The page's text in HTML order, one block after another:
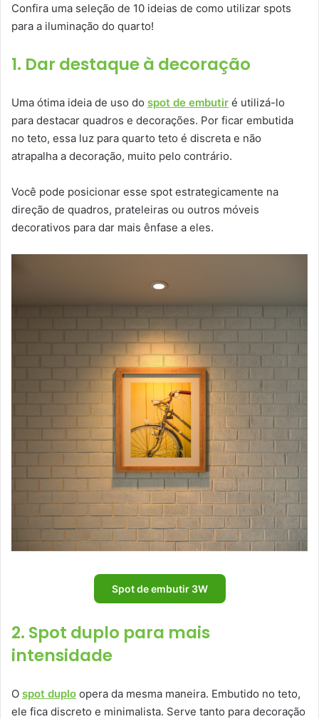
Confira uma seleção de 10 ideias de como utilizar spots
para a iluminação do quarto!
1. Dar destaque à decoração
Uma ótima ideia de uso do spot de embutir é utilizá-lo
para destacar quadros e decorações. Por ficar embutida
no teto, essa luz para quarto teto é discreta e não
atrapalha a decoração, muito pelo contrário.
Você pode posicionar esse spot estrategicamente na
direção de quadros, prateleiras ou outros móveis
decorativos para dar mais ênfase a eles.
Spot de embutir 3W
2. Spot duplo para mais
intensidade
O spot duplo opera da mesma maneira. Embutido no teto,
ele fica discreto e minimalista. Serve tanto para decoração